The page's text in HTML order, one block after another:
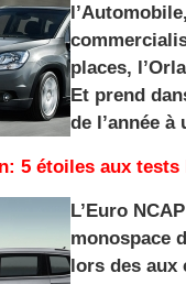
places,
Et prend
de l’année
5 étoiles aux
L’Euro
monospace
lors des aux